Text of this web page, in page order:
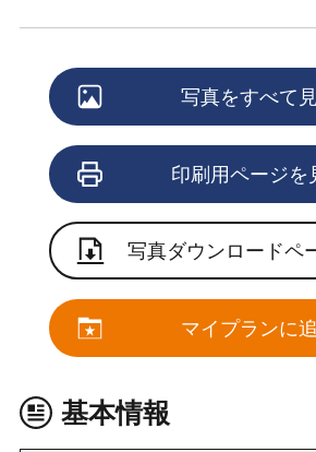
写真をすべて
印刷用ページを
写真ダウンロードペ
マイプランに
基本情報